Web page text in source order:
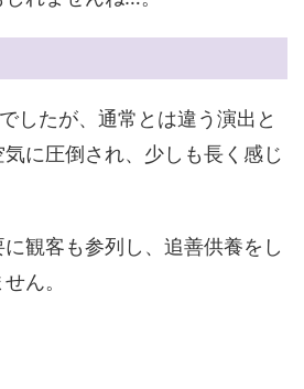
したが、通常とは違う演出と
に圧倒され、少しも長く感じ
に観客も参列し、追善供養をし
ん。